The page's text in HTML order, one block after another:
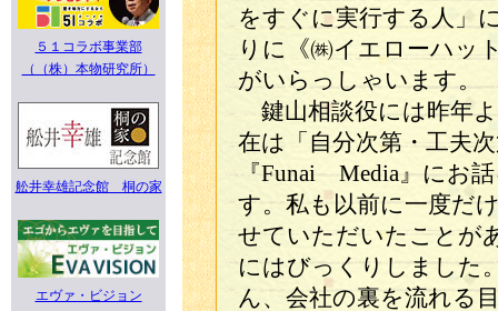
５１コラボ事業部
（（株）本物研究所）
舩井幸雄記念館 桐の家
エヴァ・ビジョン
をすぐに実行する人」
りに《㈱イエローハッ
がいらっしゃいます。
鍵山相談役には昨年
在は「自分次第・工夫
『Funai Media』にお
す。私も以前に一度だ
せていただいたことが
にはびっくりしました
ん、会社の裏を流れる